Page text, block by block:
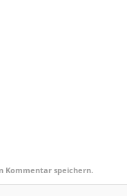
Kommentar speichern.